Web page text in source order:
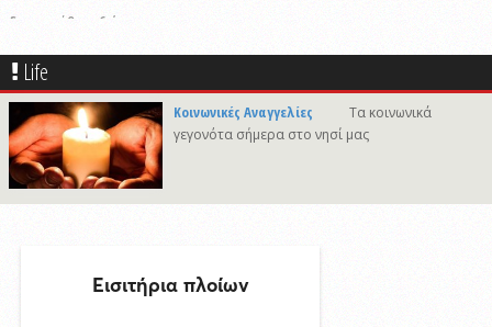
δημοσιεύθηκε 6 ώρες πριν
προορισμών
7/8/2026 21:46
Γιώργος Νταλάρας «Ρεμπέτικο»: Μια μεγάλη μουσική βραδιά στο
πλαίσιο του Φεστιβάλ Ρεμπέτικου Σύρου
7/8/2026 09:50
Προσωρινές διακοπές υδροδότησης σε περιοχές της Σύρου
Life
Κοινωνικές Αναγγελίες
Τα κοινωνικά
γεγονότα σήμερα στο νησί μας